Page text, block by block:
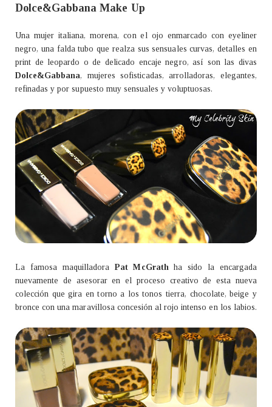
Dolce&Gabbana Make Up
Una mujer italiana, morena, con el ojo enmarcado con eyeliner
negro, una falda tubo que realza sus sensuales curvas, detalles en
print de leopardo o de delicado encaje negro, así son las divas
Dolce&Gabbana, mujeres sofisticadas, arrolladoras, elegantes,
refinadas y por supuesto muy sensuales y voluptuosas.
La famosa maquilladora Pat McGrath ha sido la encargada
nuevamente de asesorar en el proceso creativo de esta nueva
colección que gira en torno a los tonos tierra, chocolate, beige y
bronce con una maravillosa concesión al rojo intenso en los labios.